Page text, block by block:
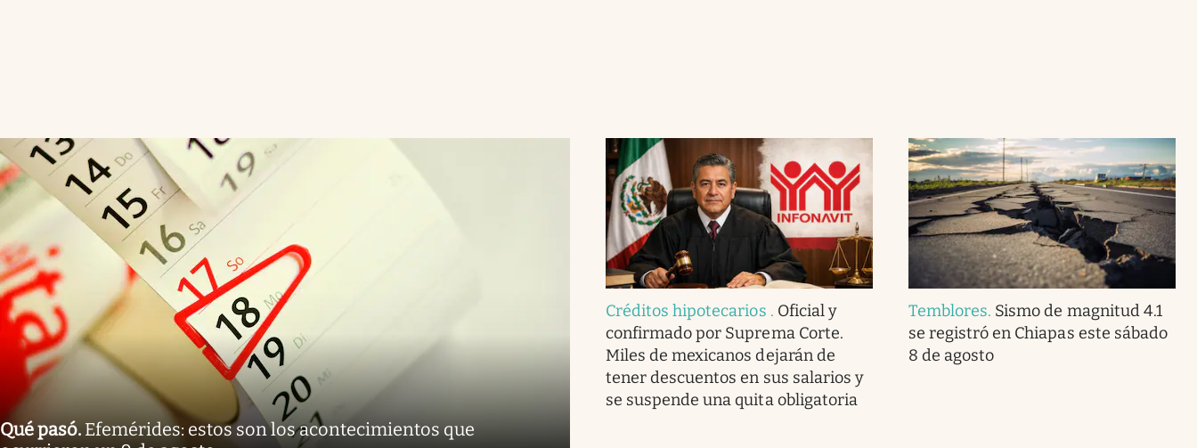
Qué pasó. Efemérides: estos son los acontecimientos que
Créditos hipotecarios . Oficial y
confirmado por Suprema Corte.
Miles de mexicanos dejarán de
tener descuentos en sus salarios y
se suspende una quita obligatoria
Temblores. Sismo de magnitud 4.1
se registró en Chiapas este sábado
8 de agosto